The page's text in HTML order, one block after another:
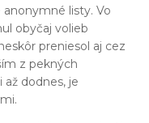
listy. Vo
obyčaj volieb
preniesol aj cez
z pekných
dodnes, je